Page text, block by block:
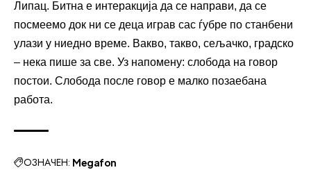
Липац. Битна е интеракција да се направи, да се
посмеемо док ни се деца играв сас ѓубре по станбени
улази у ниедно време. Вакво, такво, сељачко, градско
– нека пише за све. Уз напомену: слобода на говор
постои. Слобода после говор е малко позаебана
работа.
ОЗНАЧЕН: Megafon